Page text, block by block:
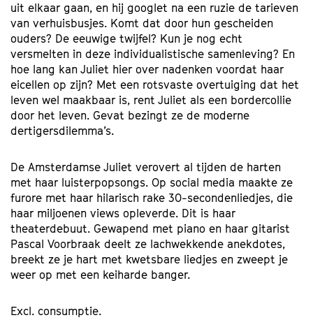
uit elkaar gaan, en hij googlet na een ruzie de tarieven
van verhuisbusjes. Komt dat door hun gescheiden
ouders? De eeuwige twijfel? Kun je nog echt
versmelten in deze individualistische samenleving? En
hoe lang kan Juliet hier over nadenken voordat haar
eicellen op zijn? Met een rotsvaste overtuiging dat het
leven wel maakbaar is, rent Juliet als een bordercollie
door het leven. Gevat bezingt ze de moderne
dertigersdilemma’s.
De Amsterdamse Juliet verovert al tijden de harten
met haar luisterpopsongs. Op social media maakte ze
furore met haar hilarisch rake 30-secondenliedjes, die
haar miljoenen views opleverde. Dit is haar
theaterdebuut. Gewapend met piano en haar gitarist
Pascal Voorbraak deelt ze lachwekkende anekdotes,
breekt ze je hart met kwetsbare liedjes en zweept je
weer op met een keiharde banger.
Excl. consumptie.